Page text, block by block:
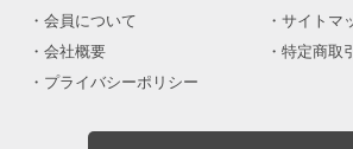
会員について
サイトマ
会社概要
特定商取
プライバシーポリシー